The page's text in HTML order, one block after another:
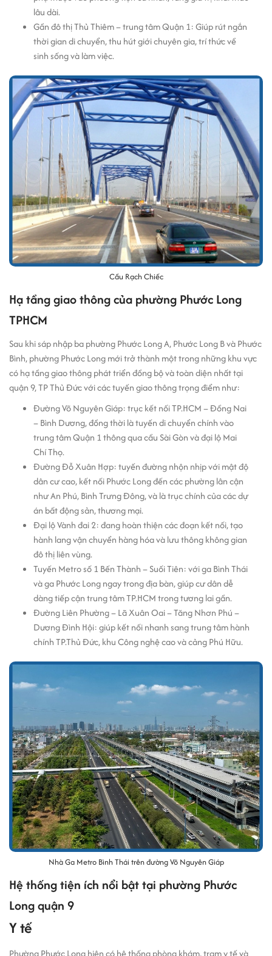
lâu dài.
Gần đô thị Thủ Thiêm – trung tâm Quận 1: Giúp rút ngắn
thời gian di chuyển, thu hút giới chuyên gia, trí thức về
sinh sống và làm việc.
Cầu Rạch Chiếc
Hạ tầng giao thông của phường Phước Long
TPHCM
Sau khi sáp nhập ba phường Phước Long A, Phước Long B và Phước
Bình, phường Phước Long mới trở thành một trong những khu vực
có hạ tầng giao thông phát triển đồng bộ và toàn diện nhất tại
quận 9, TP Thủ Đức với các tuyến giao thông trọng điểm như:
Đường Võ Nguyên Giáp: trục kết nối TP.HCM – Đồng Nai
– Bình Dương, đồng thời là tuyến di chuyển chính vào
trung tâm Quận 1 thông qua cầu Sài Gòn và đại lộ Mai
Chí Thọ.
Đường Đỗ Xuân Hợp: tuyến đường nhộn nhịp với mật độ
dân cư cao, kết nối Phước Long đến các phường lân cận
như An Phú, Bình Trưng Đông, và là trục chính của các dự
án bất động sản, thương mại.
Đại lộ Vành đai 2: đang hoàn thiện các đoạn kết nối, tạo
hành lang vận chuyển hàng hóa và lưu thông không gian
đô thị liên vùng.
Tuyến Metro số 1 Bến Thành – Suối Tiên: với ga Bình Thái
và ga Phước Long ngay trong địa bàn, giúp cư dân dễ
dàng tiếp cận trung tâm TP.HCM trong tương lai gần.
Đường Liên Phường – Lã Xuân Oai – Tăng Nhơn Phú –
Dương Đình Hội: giúp kết nối nhanh sang trung tâm hành
chính TP.Thủ Đức, khu Công nghệ cao và cảng Phú Hữu.
Nhà Ga Metro Bình Thái trên đường Võ Nguyên Giáp
Hệ thống tiện ích nổi bật tại phường Phước
Long quận 9
Y tế
Phường Phước Long hiện có hệ thống phòng khám, trạm y tế và